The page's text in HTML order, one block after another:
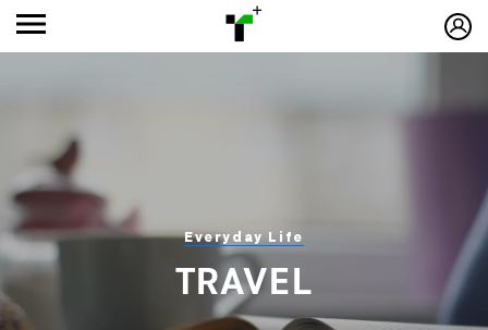
Everyday Life
TRAVEL